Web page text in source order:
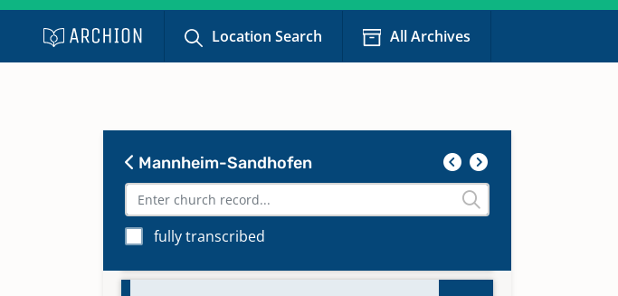
Location Search All Archives
Mannheim-Sandhofen
fully transcribed
(ref.; ab 1755 auch luth.)
1850